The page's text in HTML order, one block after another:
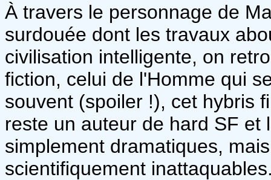
À travers le personnage de
surdouée dont les travaux
civilisation intelligente, on
fiction, celui de l'Homme qui
souvent (spoiler !), cet
reste un auteur de hard SF et
simplement dramatiques,
scientifiquement